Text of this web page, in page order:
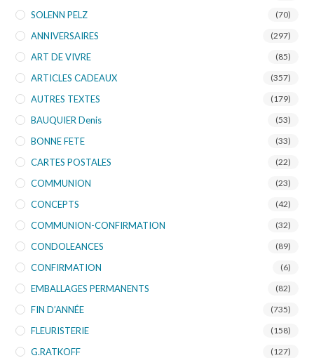
SOLENN PELZ (70)
ANNIVERSAIRES (297)
ART DE VIVRE (85)
ARTICLES CADEAUX (357)
AUTRES TEXTES (179)
BAUQUIER Denis (53)
BONNE FETE (33)
CARTES POSTALES (22)
COMMUNION (23)
CONCEPTS (42)
COMMUNION-CONFIRMATION (32)
CONDOLEANCES (89)
CONFIRMATION (6)
EMBALLAGES PERMANENTS (82)
FIN D’ANNÉE (735)
FLEURISTERIE (158)
G.RATKOFF (127)